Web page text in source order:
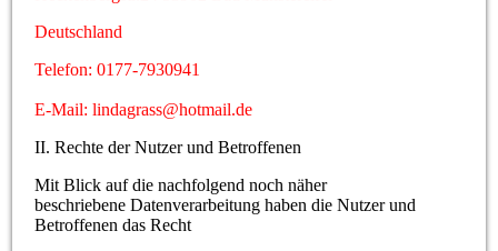
Deutschland
Telefon: 0177-7930941
E-Mail: lindagrass@hotmail.de
II. Rechte der Nutzer und Betroffenen
Mit Blick auf die nachfolgend noch näher
beschriebene Datenverarbeitung haben die Nutzer und
Betroffenen das Recht